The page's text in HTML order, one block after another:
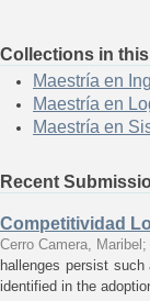
Collections in
Maestría en
Maestría en
Maestría en
Recent
Competitividad
Cerro Camera, Maribel ;
hallenges persist
identified in the